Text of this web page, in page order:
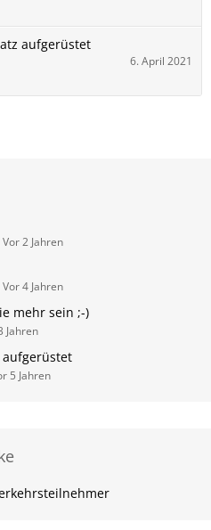
aufgerüstet
6. April 2021
2 Jahren
4 Jahren
mehr sein ;-)
Jahren
aufgerüstet
5 Jahren